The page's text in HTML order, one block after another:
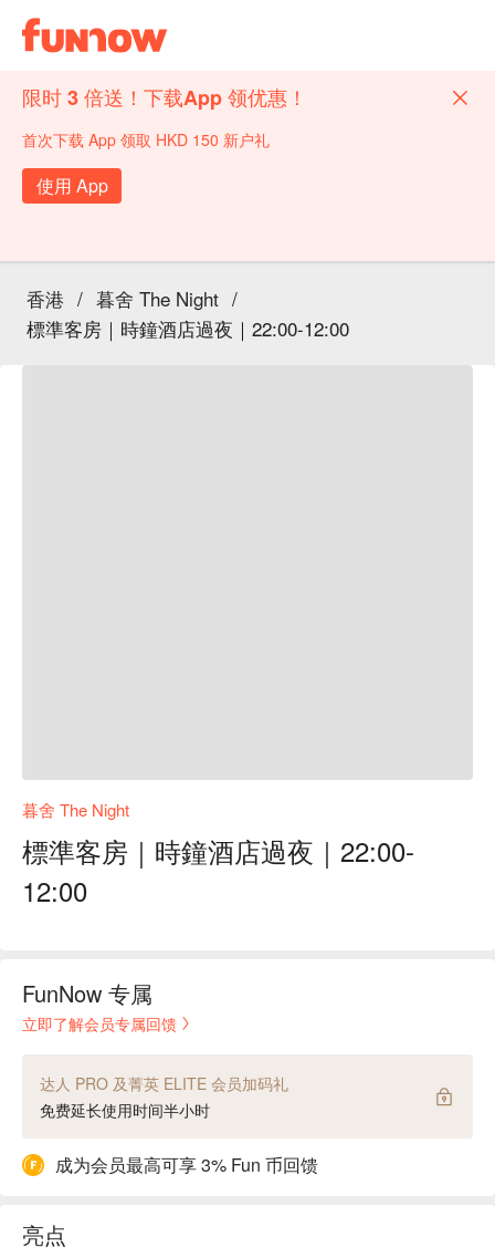
限时 3 倍送！下载App 领优惠！
首次下载 App 领取 HKD 150 新户礼
使用 App
香港 / 暮舍 The Night /
標準客房｜時鐘酒店過夜｜22:00-12:00
暮舍 The Night
標準客房｜時鐘酒店過夜｜22:00-
12:00
FunNow 专属
立即了解会员专属回馈
达人 PRO 及菁英 ELITE 会员加码礼
免费延长使用时间半小时
成为会员最高可享 3% Fun 币回馈
亮点